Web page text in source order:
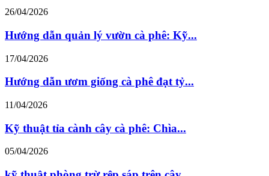
26/04/2026
Hướng dẫn quản lý vườn cà phê: Kỹ...
17/04/2026
Hướng dẫn ươm giống cà phê đạt tỷ...
11/04/2026
Kỹ thuật tỉa cành cây cà phê: Chìa...
05/04/2026